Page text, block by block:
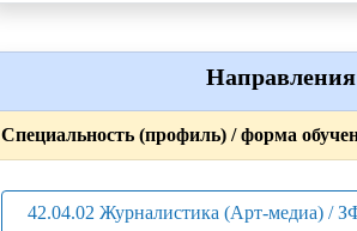
Направления
Специальность (профиль) / форма
42.04.02 Журналистика (Арт-медиа) /